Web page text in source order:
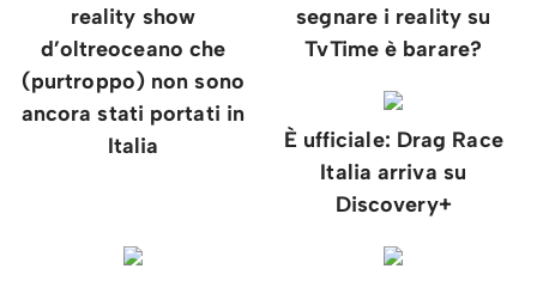
reality show
d’oltreoceano che
(purtroppo) non sono
ancora stati portati in
Italia
segnare i reality su
TvTime è barare?
È ufficiale: Drag Race
Italia arriva su
Discovery+